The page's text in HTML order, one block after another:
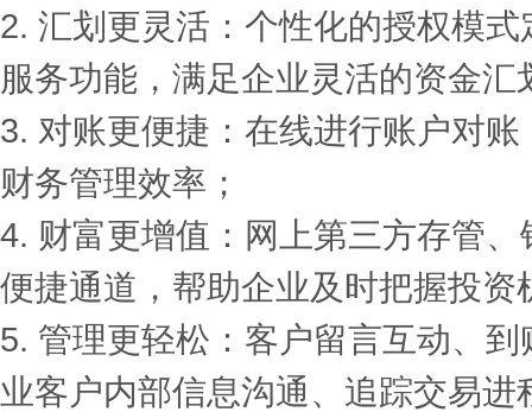
2. 汇划更灵活：个性化的授权模
服务功能，满足企业灵活的资金汇
3. 对账更便捷：在线进行账户对
财务管理效率；
4. 财富更增值：网上第三方存管
便捷通道，帮助企业及时把握投资
5. 管理更轻松：客户留言互动、
业客户内部信息沟通、追踪交易进